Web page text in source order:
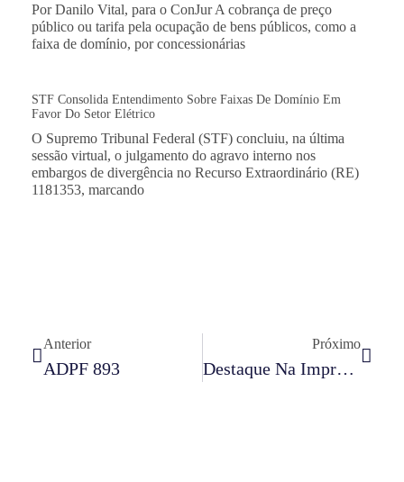
Por Danilo Vital, para o ConJur A cobrança de preço
público ou tarifa pela ocupação de bens públicos, como a
faixa de domínio, por concessionárias
STF Consolida Entendimento Sobre Faixas De Domínio Em
Favor Do Setor Elétrico
O Supremo Tribunal Federal (STF) concluiu, na última
sessão virtual, o julgamento do agravo interno nos
embargos de divergência no Recurso Extraordinário (RE)
1181353, marcando
Anterior
ADPF 893
Próximo
Destaque Na Imprensa | Primeira Seção Decidirá Sobre Dano Moral E Outras Medidas Judiciais Contra Excesso De Peso Em Rodovias